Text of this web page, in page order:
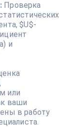
Проверка
$U$-
и
или
ваши
в работу